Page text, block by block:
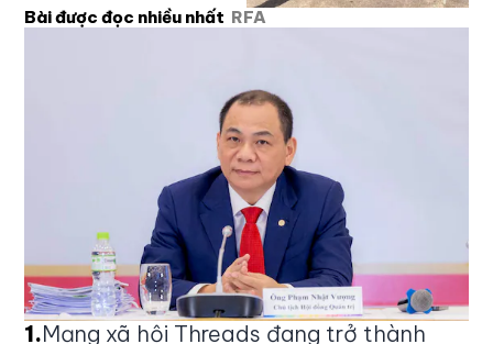
Bài được đọc nhiều nhất RFA
1.Mạng xã hội Threads đang trở thành